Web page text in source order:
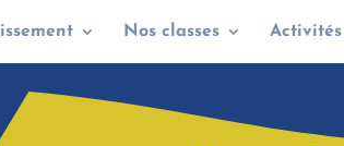
Nos classes Activités